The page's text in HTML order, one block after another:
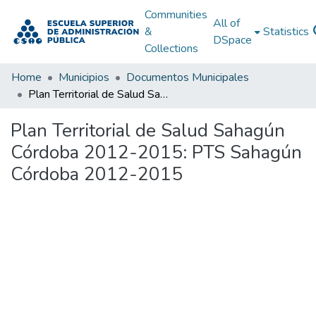
Communities
&
Collections
All of
DSpace
Statistics
Home Municipios
Documentos Municipales
Plan Territorial de Salud Sahagún Córdoba 2012-2015: PTS Sahagún Córdoba 2012-2015
Plan Territorial de Salud Sahagún
Córdoba 2012-2015: PTS Sahagún
Córdoba 2012-2015